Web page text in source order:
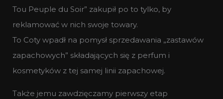
Tou Peuple du Soir” zakupił po to tylko, by
reklamować w nich swoje towary.
To Coty wpadł na pomysł sprzedawania „zastawów
zapachowych” składających się z perfum i
kosmetyków z tej samej linii zapachowej.
Także jemu zawdzięczamy pierwszy etap